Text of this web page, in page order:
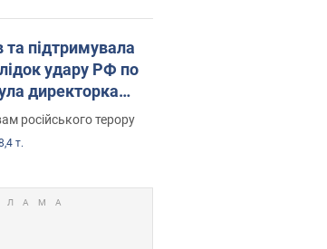
та підтримувала
удару РФ по
директорка
її чоловік та онук
російського терору
т.